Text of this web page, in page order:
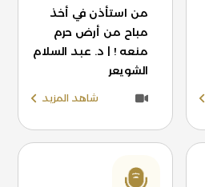
من استأذن في أخذ
مباح من أرض حرم
منعه ! | د. عبد السلام
الشويعر
شاهد المزيد